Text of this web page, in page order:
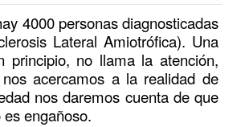
4000 personas diagnosticadas
Lateral Amiotrófica). Una
principio, no llama la atención,
acercamos a la realidad de
nos daremos cuenta de que
engañoso.